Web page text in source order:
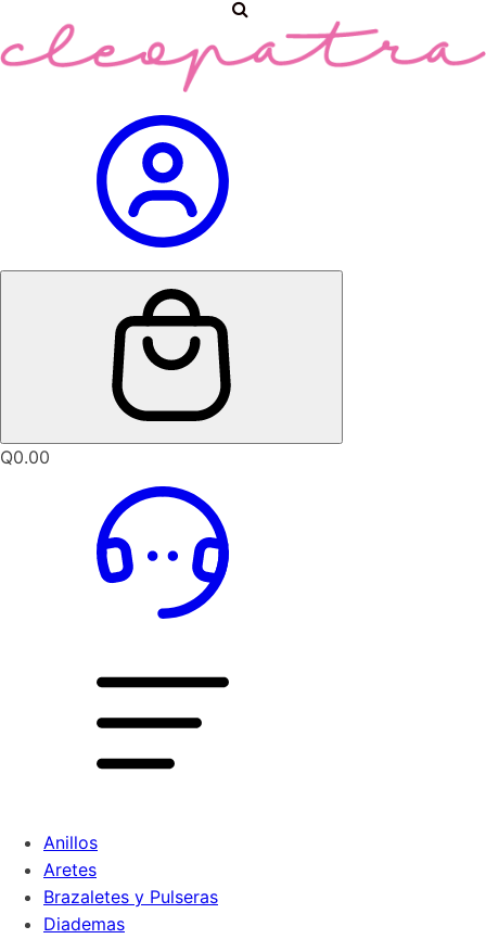
Q0.00
Anillos
Aretes
Brazaletes y Pulseras
Diademas